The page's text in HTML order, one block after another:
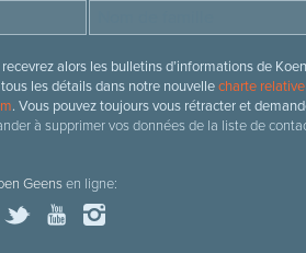
alors les bulletins d’informations de
les détails dans notre nouvellecharte
. Vous pouvez toujours vous rétracter et
à supprimer vos données de la liste de
Geensen ligne: